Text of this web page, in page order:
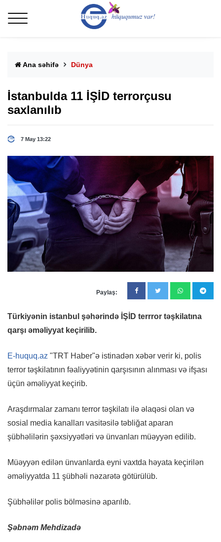
Ana səhifə Dünya
İstanbulda 11 İŞİD terrorçusu
saxlanılıb
7 May 13:22
Paylaş:
Türkiyənin istanbul şəhərində İŞİD terrror təşkilatına
qarşı əməliyyat keçirilib.
E-huquq.az "TRT Haber"ə istinadən xəbər verir ki, polis
terror təşkilatının fəaliyyətinin qarşısının alınması və ifşası
üçün əməliyyat keçirib.
Araşdırmalar zamanı terror təşkilatı ilə əlaqəsi olan və
sosial media kanalları vasitəsilə təbliğat aparan
şübhəlilərin şəxsiyyətləri və ünvanları müəyyən edilib.
Müəyyən edilən ünvanlarda eyni vaxtda həyata keçirilən
əməliyyatda 11 şübhəli nəzarətə götürülüb.
Şübhəlilər polis bölməsinə aparılıb.
Şəbnəm Mehdizadə